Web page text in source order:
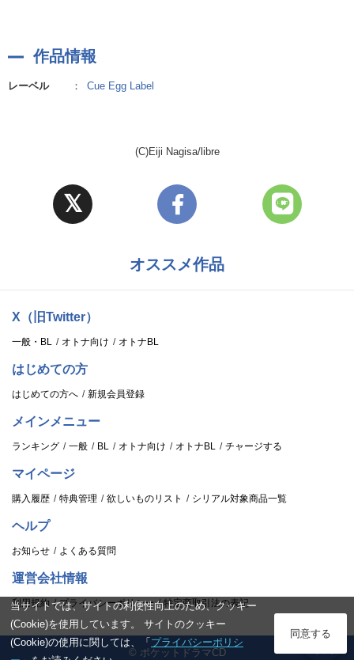
作品情報
レーベル ： Cue Egg Label
(C)Eiji Nagisa/libre
オススメ作品
X（旧Twitter）
一般・BL オトナ向け オトナBL
はじめての方
はじめての方へ 新規会員登録
メインメニュー
ランキング 一般 BL オトナ向け オトナBL チャージする
マイページ
購入履歴 特典管理 欲しいものリスト シリアル対象商品一覧
ヘルプ
お知らせ よくある質問
運営会社情報
利用規約 プライバシーポリシー 特定商取引法の表記
© ポケットドラマCD
当サイトでは、サイトの利便性向上のため、クッキー
(Cookie)を使用しています。 サイトのクッキー
(Cookie)の使用に関しては、「 プライバシーポリシ
同意する